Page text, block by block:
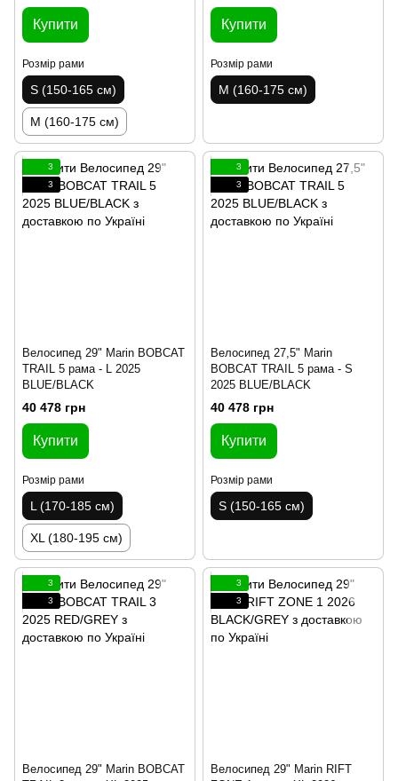
Купити
Розмір рами
S (150-165 см)
M (160-175 см)
Купити
Розмір рами
M (160-175 см)
3
3
Велосипед 29" Marin BOBCAT
TRAIL 5 рама - L 2025
BLUE/BLACK
40 478 грн
Купити
Розмір рами
L (170-185 см)
XL (180-195 см)
3
3
Велосипед 27,5" Marin
BOBCAT TRAIL 5 рама - S
2025 BLUE/BLACK
40 478 грн
Купити
Розмір рами
S (150-165 см)
3
3
Велосипед 29" Marin BOBCAT
3
3
Велосипед 29" Marin RIFT